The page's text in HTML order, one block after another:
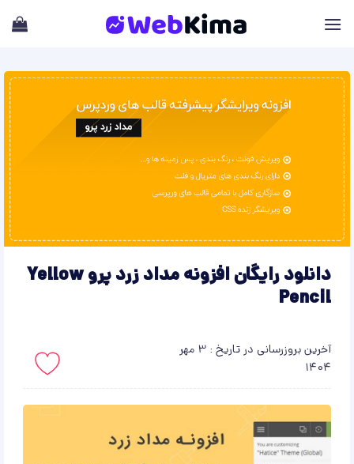
دانلود رایگان افزونه مداد زرد پرو Yellow
Pencil
آخرین بروزرسانی در تاریخ : 3 مهر
1404